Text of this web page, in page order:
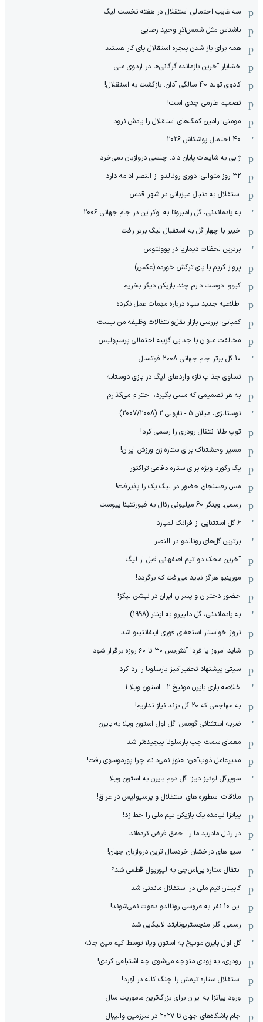
سه غایب احتمالی استقلال در هفته نخست لیگ
ناشناس مثل شمس‌آذرِ وحید رضایی
همه برای باز شدن پنجره استقلال پای کار هستند
خشایار آخرین بازمانده گرگانی‌ها در اردوی ملی
کادوی تولد 40 سالگی آدان: بازگشت به استقلال!
تصمیم طارمی جدی است!
مومنی: رامین کمک‌های استقلال را یادش نرود
40 احتمال پوشکاش 2026
ژابی به شایعات پایان داد: چلسی دروازبان نمی‌خرد
۳۲ روز متوالی: دوری رونالدو از النصر ادامه دارد
استقلال به دنبال میزبانی در شهر قدس
به یادماندنی، گل زامبروتا به اوکراین در جام جهانی 2006
خیبر با چهار گل به استقبال لیگ برتر رفت
برترین لحظات دیماریا در یوونتوس
پرواز کریم با پای ترکش خورده (عکس)
کیوو: دوست دارم چند بازیکن دیگر بخریم
اطلاعیه جدید سپاه درباره مهمات عمل نکرده
کمپانی: بررسی بازار نقل‌وانتقالات وظیفه من نیست
مخالفت ملوان با جدایی گزینه احتمالی پرسپولیس
10 گل برتر جام جهانی 2008 فوتسال
تساوی جذاب تازه واردهای لیگ در بازی دوستانه
به هر تصمیمی که مسی بگیرد، احترام می‌گذارم
نوستالژی، میلان 5 - ناپولی 2 (2007/2008)
توپ طلا انتقال رودری را رسمی کرد!
مسیر وحشتناک برای ستاره زن ورزش ایران!
یک رکورد ویژه برای ستاره دفاعی تراکتور
مس رفسنجان حضور در لیگ یک را پذیرفت!
رسمی: وینگر 60 میلیونی رئال به فیورنتینا پیوست
6 گل استثنایی از فرانک لمپارد
برترین گل‌های رونالدو در النصر
آخرین محک دو تیم اصفهانی قبل از لیگ
مورینیو هرگز نباید می‌رفت که برگردد!
حضور دختران و پسران ایران در نیشن لیگز!
به یادماندنی، گل دلپیرو به اینتر (1998)
نروژ خواستار استعفای فوری اینفانتینو شد
شاید امروز یا فردا آتش‌بس ۳۰ تا ۶۰ روزه برقرار شود
سیتی پیشنهاد تحقیرآمیز بارسلونا را رد کرد
خلاصه بازی بایرن مونیخ 2 - استون ویلا 1
به مهاجمی که 20 گل بزند نیاز نداریم!
ضربه استثنائی گومس؛ گل اول استون ویلا به بایرن
معمای سمت چپ بارسلونا پیچیده‌تر شد
مدیرعامل ذوب‌آهن: هنوز نمی‌دانم چرا پورموسوی رفت!
سوپرگل لوئیز دیاز؛ گل دوم بایرن به استون ویلا
ملاقات اسطوره های استقلال و پرسپولیس در عراق!
پیاتزا نیامده یک بازیکن تیم ملی را خط زد!
در رئال مادرید ما را احمق فرض کرده‌اند
سیو های درخشان خردسال ترین دروازبان جهان!
انتقال ستاره پی‌اس‌جی به لیورپول قطعی شد؟
کاپیتان تیم ملی در استقلال ماندنی شد
این 10 نفر به عروسی رونالدو دعوت نمی‌شوند!
رسمی: گلر منچستریونایتد لالیگایی شد
گل اول بایرن مونیخ به استون ویلا توسط کیم مین جائه
رودری، به زودی متوجه می‌شوی چه اشتباهی کردی!
استقلال ستاره تیمش را چنگ کاله در آورد!
ورود پیاتزا به ایران برای بزرگ‌ترین ماموریت سال
جام باشگاه‌های جهان تا ۲۰۲۷ در سرزمین والیبال